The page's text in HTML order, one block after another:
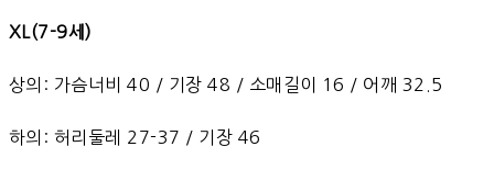
XL(7-9세)
상의: 가슴너비 40 / 기장 48 / 소매길이 16 / 어깨 32.5
하의: 허리둘레 27-37 / 기장 46